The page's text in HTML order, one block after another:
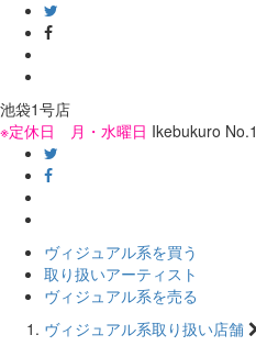
池袋1号店
※定休日 月・水曜日 Ikebukuro No.1
ヴィジュアル系を買う
取り扱いアーティスト
ヴィジュアル系を売る
ヴィジュアル系取り扱い店舗